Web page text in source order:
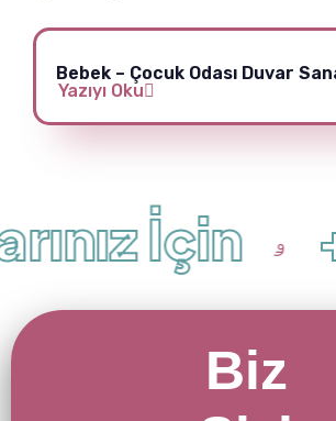
Bebek – Çocuk Odası Duvar
Yazıyı Oku
İçin
Biz